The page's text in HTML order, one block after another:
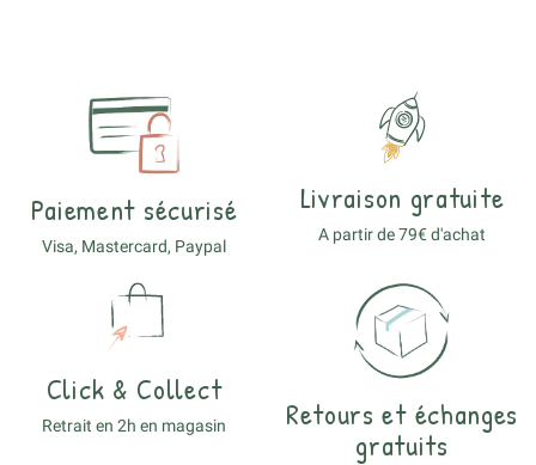
Paiement sécurisé
Visa, Mastercard, Paypal
Livraison gratuite
A partir de 79€ d'achat
Click & Collect
Retrait en 2h en magasin
Retours et échanges
gratuits